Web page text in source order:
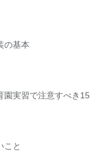
の基本
園実習で注意すべき15
こと